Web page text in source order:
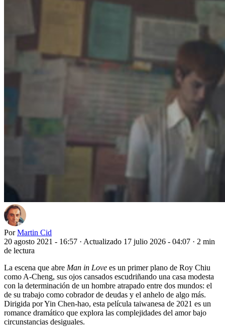
Por Martin Cid
20 agosto 2021 - 16:57 · Actualizado 17 julio 2026 - 04:07 · 2 min
de lectura
La escena que abre Man in Love es un primer plano de Roy Chiu
como A-Cheng, sus ojos cansados escudriñando una casa modesta
con la determinación de un hombre atrapado entre dos mundos: el
de su trabajo como cobrador de deudas y el anhelo de algo más.
Dirigida por Yin Chen-hao, esta película taiwanesa de 2021 es un
romance dramático que explora las complejidades del amor bajo
circunstancias desiguales.